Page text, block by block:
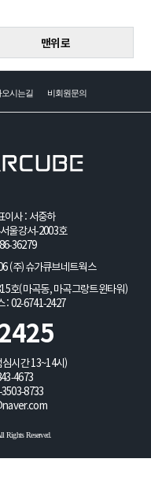
맨위로
오시는길 비회원문의
이사 : 서중하
울강서-2003호
36279
(주)슈가큐브네트웍스
호(마곡동, 마곡그랑트윈타워)
: 02-6741-2427
시간 13~14시)
4673
8733
Reserved.